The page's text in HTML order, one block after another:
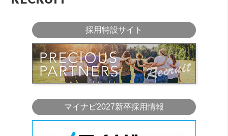
採用特設サイト
マイナビ2027新卒採用情報